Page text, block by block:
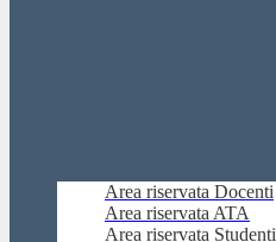
Area riservata Docenti
Area riservata ATA
Area riservata Studenti